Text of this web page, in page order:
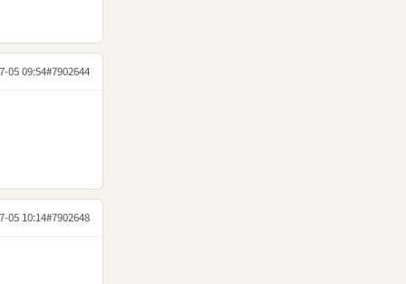
05 09:54#7902644
05 10:14#7902648